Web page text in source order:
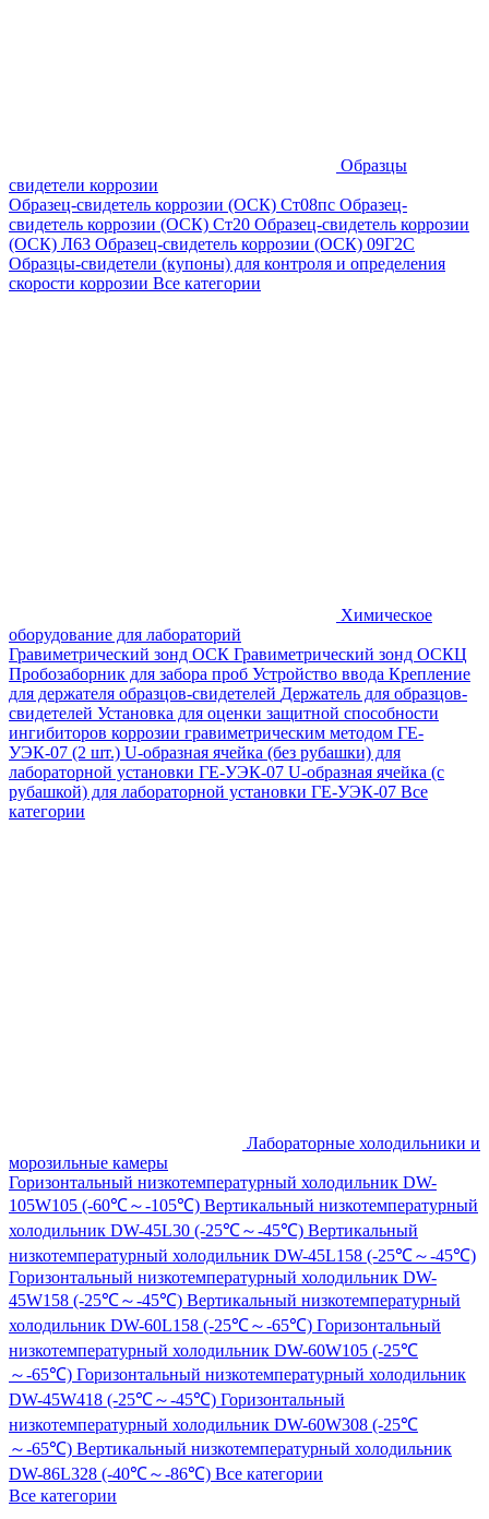
Образцы
свидетели коррозии
Образец-свидетель коррозии (ОСК) Ст08пс Образец-
свидетель коррозии (ОСК) Ст20 Образец-свидетель коррозии
(ОСК) Л63 Образец-свидетель коррозии (ОСК) 09Г2С
Образцы-свидетели (купоны) для контроля и определения
скорости коррозии Все категории
Химическое
оборудование для лабораторий
Гравиметрический зонд ОСК Гравиметрический зонд ОСКЦ
Пробозаборник для забора проб Устройство ввода Крепление
для держателя образцов-свидетелей Держатель для образцов-
свидетелей Установка для оценки защитной способности
ингибиторов коррозии гравиметрическим методом ГЕ-
УЭК-07 (2 шт.) U-образная ячейка (без рубашки) для
лабораторной установки ГЕ-УЭК-07 U-образная ячейка (с
рубашкой) для лабораторной установки ГЕ-УЭК-07 Все
категории
Лабораторные холодильники и
морозильные камеры
Горизонтальный низкотемпературный холодильник DW-
105W105 (-60℃～-105℃) Вертикальный низкотемпературный
холодильник DW-45L30 (-25℃～-45℃) Вертикальный
низкотемпературный холодильник DW-45L158 (-25℃～-45℃)
Горизонтальный низкотемпературный холодильник DW-
45W158 (-25℃～-45℃) Вертикальный низкотемпературный
холодильник DW-60L158 (-25℃～-65℃) Горизонтальный
низкотемпературный холодильник DW-60W105 (-25℃
～-65℃) Горизонтальный низкотемпературный холодильник
DW-45W418 (-25℃～-45℃) Горизонтальный
низкотемпературный холодильник DW-60W308 (-25℃
～-65℃) Вертикальный низкотемпературный холодильник
DW-86L328 (-40℃～-86℃) Все категории
Все категории